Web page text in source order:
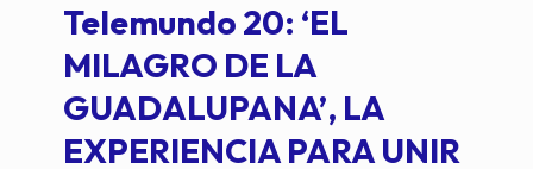
Telemundo 20: ‘EL
MILAGRO DE LA
GUADALUPANA’, LA
EXPERIENCIA PARA UNIR